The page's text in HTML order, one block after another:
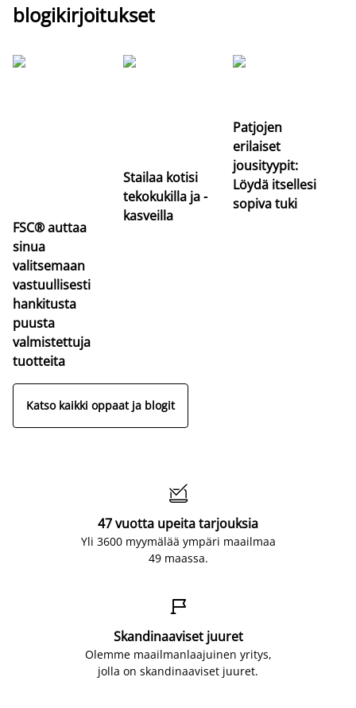
blogikirjoitukset
FSC® auttaa
sinua
valitsemaan
vastuullisesti
hankitusta
puusta
valmistettuja
tuotteita
Stailaa kotisi
tekokukilla ja -
kasveilla
Patjojen
erilaiset
jousityypit:
Löydä itsellesi
sopiva tuki
Katso kaikki oppaat ja blogit

47 vuotta upeita tarjouksia
Yli 3600 myymälää ympäri maailmaa
49 maassa.

Skandinaaviset juuret
Olemme maailmanlaajuinen yritys,
jolla on skandinaaviset juuret.